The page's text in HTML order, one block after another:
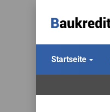
Startseite